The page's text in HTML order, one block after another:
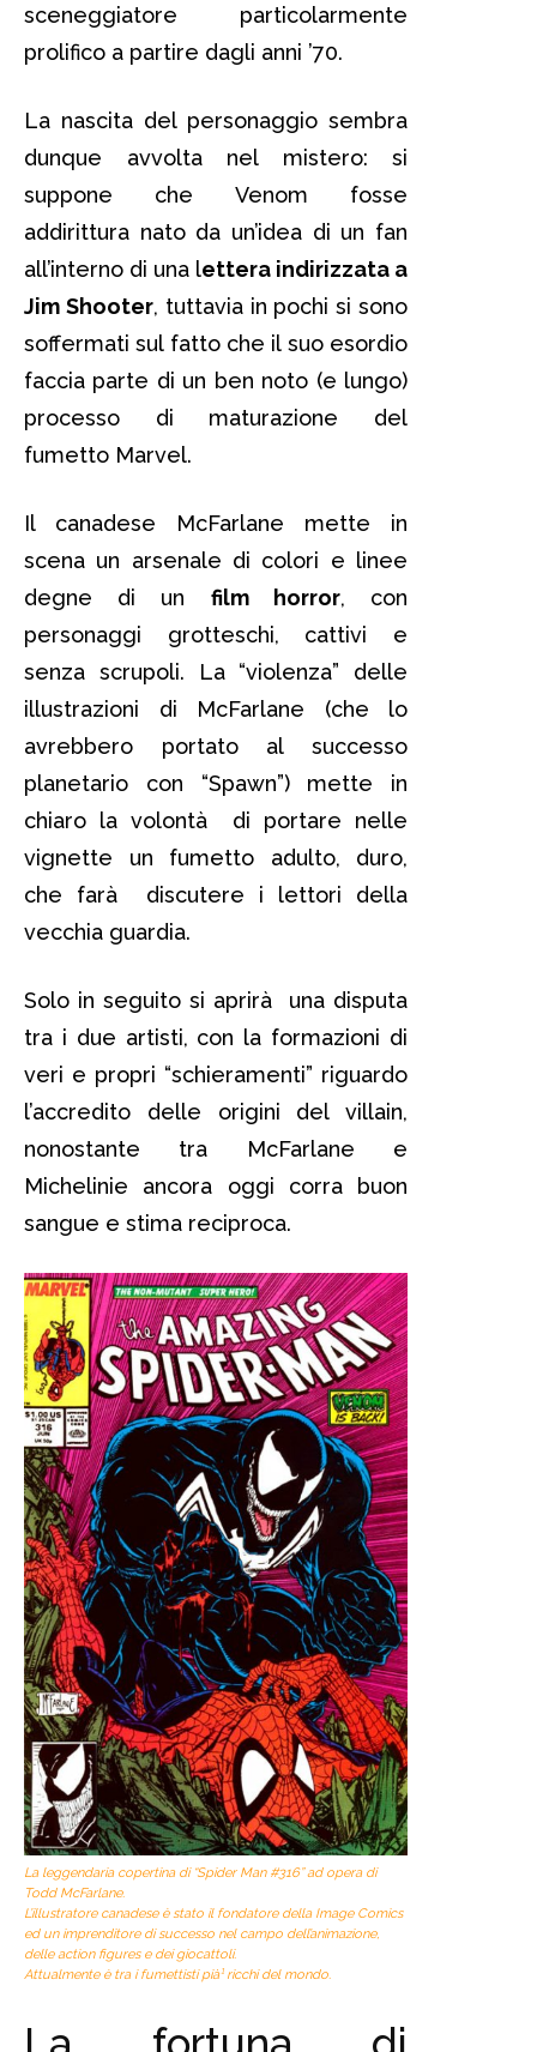
sceneggiatore particolarmente
prolifico a partire dagli anni ’70.
La nascita del personaggio sembra
dunque avvolta nel mistero: si
suppone che Venom fosse
addirittura nato da un’idea di un fan
all’interno di una lettera indirizzata a
Jim Shooter, tuttavia in pochi si sono
soffermati sul fatto che il suo esordio
faccia parte di un ben noto (e lungo)
processo di maturazione del
fumetto Marvel.
Il canadese McFarlane mette in
scena un arsenale di colori e linee
degne di un film horror, con
personaggi grotteschi, cattivi e
senza scrupoli. La “violenza” delle
illustrazioni di McFarlane (che lo
avrebbero portato al successo
planetario con “Spawn”) mette in
chiaro la volontà di portare nelle
vignette un fumetto adulto, duro,
che farà discutere i lettori della
vecchia guardia.
Solo in seguito si aprirà una disputa
tra i due artisti, con la formazioni di
veri e propri “schieramenti” riguardo
l’accredito delle origini del villain,
nonostante tra McFarlane e
Michelinie ancora oggi corra buon
sangue e stima reciproca.
La leggendaria copertina di “Spider Man #316” ad opera di
Todd McFarlane.
L’illustratore canadese è stato il fondatore della Image Comics
ed un imprenditore di successo nel campo dell’animazione,
delle action figures e dei giocattoli.
Attualmente è tra i fumettisti pià¹ ricchi del mondo.